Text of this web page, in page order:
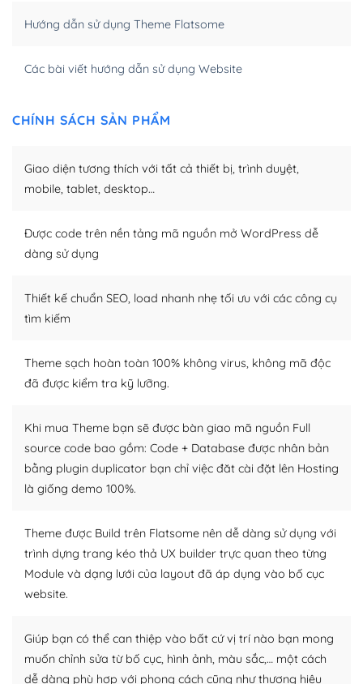
Khi bạn dùng WordPress để thiết kế web thì trang web
kiếm.
Khi bạn sử dụng WordPress, thì vấn đề giao diện của
bạn trở nên dễ dàng và nhanh chóng. Với kho Theme
Nếu bạn có các kỹ thuật cơ bản với một theme được
tìm kiếm chúng trên Internet hoặc nhờ chuyên gia.
Dễ dàng tùy chỉnh trên WordPress
– Sở hữu một cộng đồng lớn, sẵn sàng hỗ trợ
người cuồng tín WordPress.
Nếu bạn gặp khó khăn, bạn có thể lên mạng và tìm
kiếm những cộng đồng WordPress, họ sẽ giúp bạn trả
Cộng đồng sử dụng WordPress sẵn sàng hỗ trợ bạn
– Đa dạng plugin và themes
nhiều plugin trả phí hoặc miễn phí.
Hướng dẫn sử dụng Theme Flatsome
Các bài viết hướng dẫn sử dụng Website
CHÍNH SÁCH SẢN PHẨM
Giao diện tương thích với tất cả thiết bị, trình duyệt,
mobile, tablet, desktop…
Được code trên nền tảng mã nguồn mở WordPress dễ
dàng sử dụng
Thiết kế chuẩn SEO, load nhanh nhẹ tối ưu với các công cụ
tìm kiếm
Theme sạch hoàn toàn 100% không virus, không mã độc
đã được kiểm tra kỹ lưỡng.
Khi mua Theme bạn sẽ được bàn giao mã nguồn Full
source code bao gồm: Code + Database được nhân bản
bằng plugin duplicator bạn chỉ việc đăt cài đặt lên Hosting
là giống demo 100%.
Theme được Build trên Flatsome nên dễ dàng sử dụng với
trình dựng trang kéo thả UX builder trực quan theo từng
Module và dạng lưới của layout đã áp dụng vào bố cục
website.
Giúp bạn có thể can thiệp vào bất cứ vị trí nào bạn mong
muốn chỉnh sửa từ bố cục, hình ảnh, màu sắc,… một cách
dễ dàng phù hợp với phong cách cũng như thương hiệu